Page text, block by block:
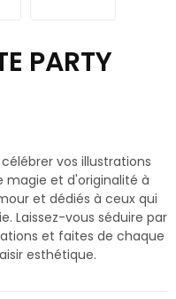
PARTY
vos illustrations
et d'originalité à
et dédiés à ceux qui
Laissez-vous séduire par
et faites de chaque
esthétique.